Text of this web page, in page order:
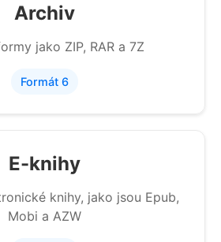
Archiv
jako ZIP, RAR a 7Z
Formát 6
E-knihy
knihy, jako jsou Epub,
Mobi a AZW